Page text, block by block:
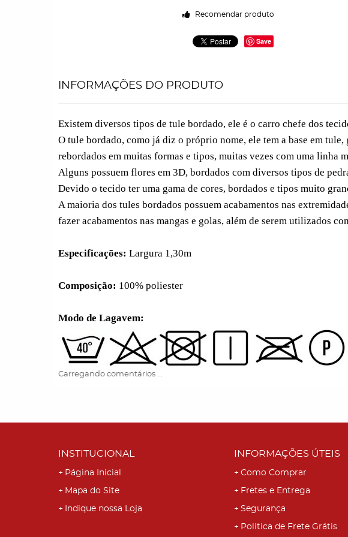
Recomendar produto
Save
INFORMAÇÕES DO PRODUTO
Existem diversos tipos de tule bordado, ele é o carro chefe dos
O tule bordado, como já diz o próprio nome, ele tem a base em
rebordados em muitas formas e tipos, muitas vezes com uma linha
Alguns possuem flores em 3D, bordados com diversos tipos de
Devido o tecido ter uma gama de cores, bordados e tipos muito
A maioria dos tules bordados possuem acabamentos nas
fazer acabamentos nas mangas e golas, além de serem utilizados
Especificações: Largura 1,30m
Composição: 100% poliester
Modo de Lagavem:
Carregando comentários ...
INSTITUCIONAL
Página Inicial
Mapa do Site
Indique nossa Loja
INFORMAÇÕES ÚTEIS
Como Comprar
Fretes e Entrega
Segurança
Politica de Frete Grátis